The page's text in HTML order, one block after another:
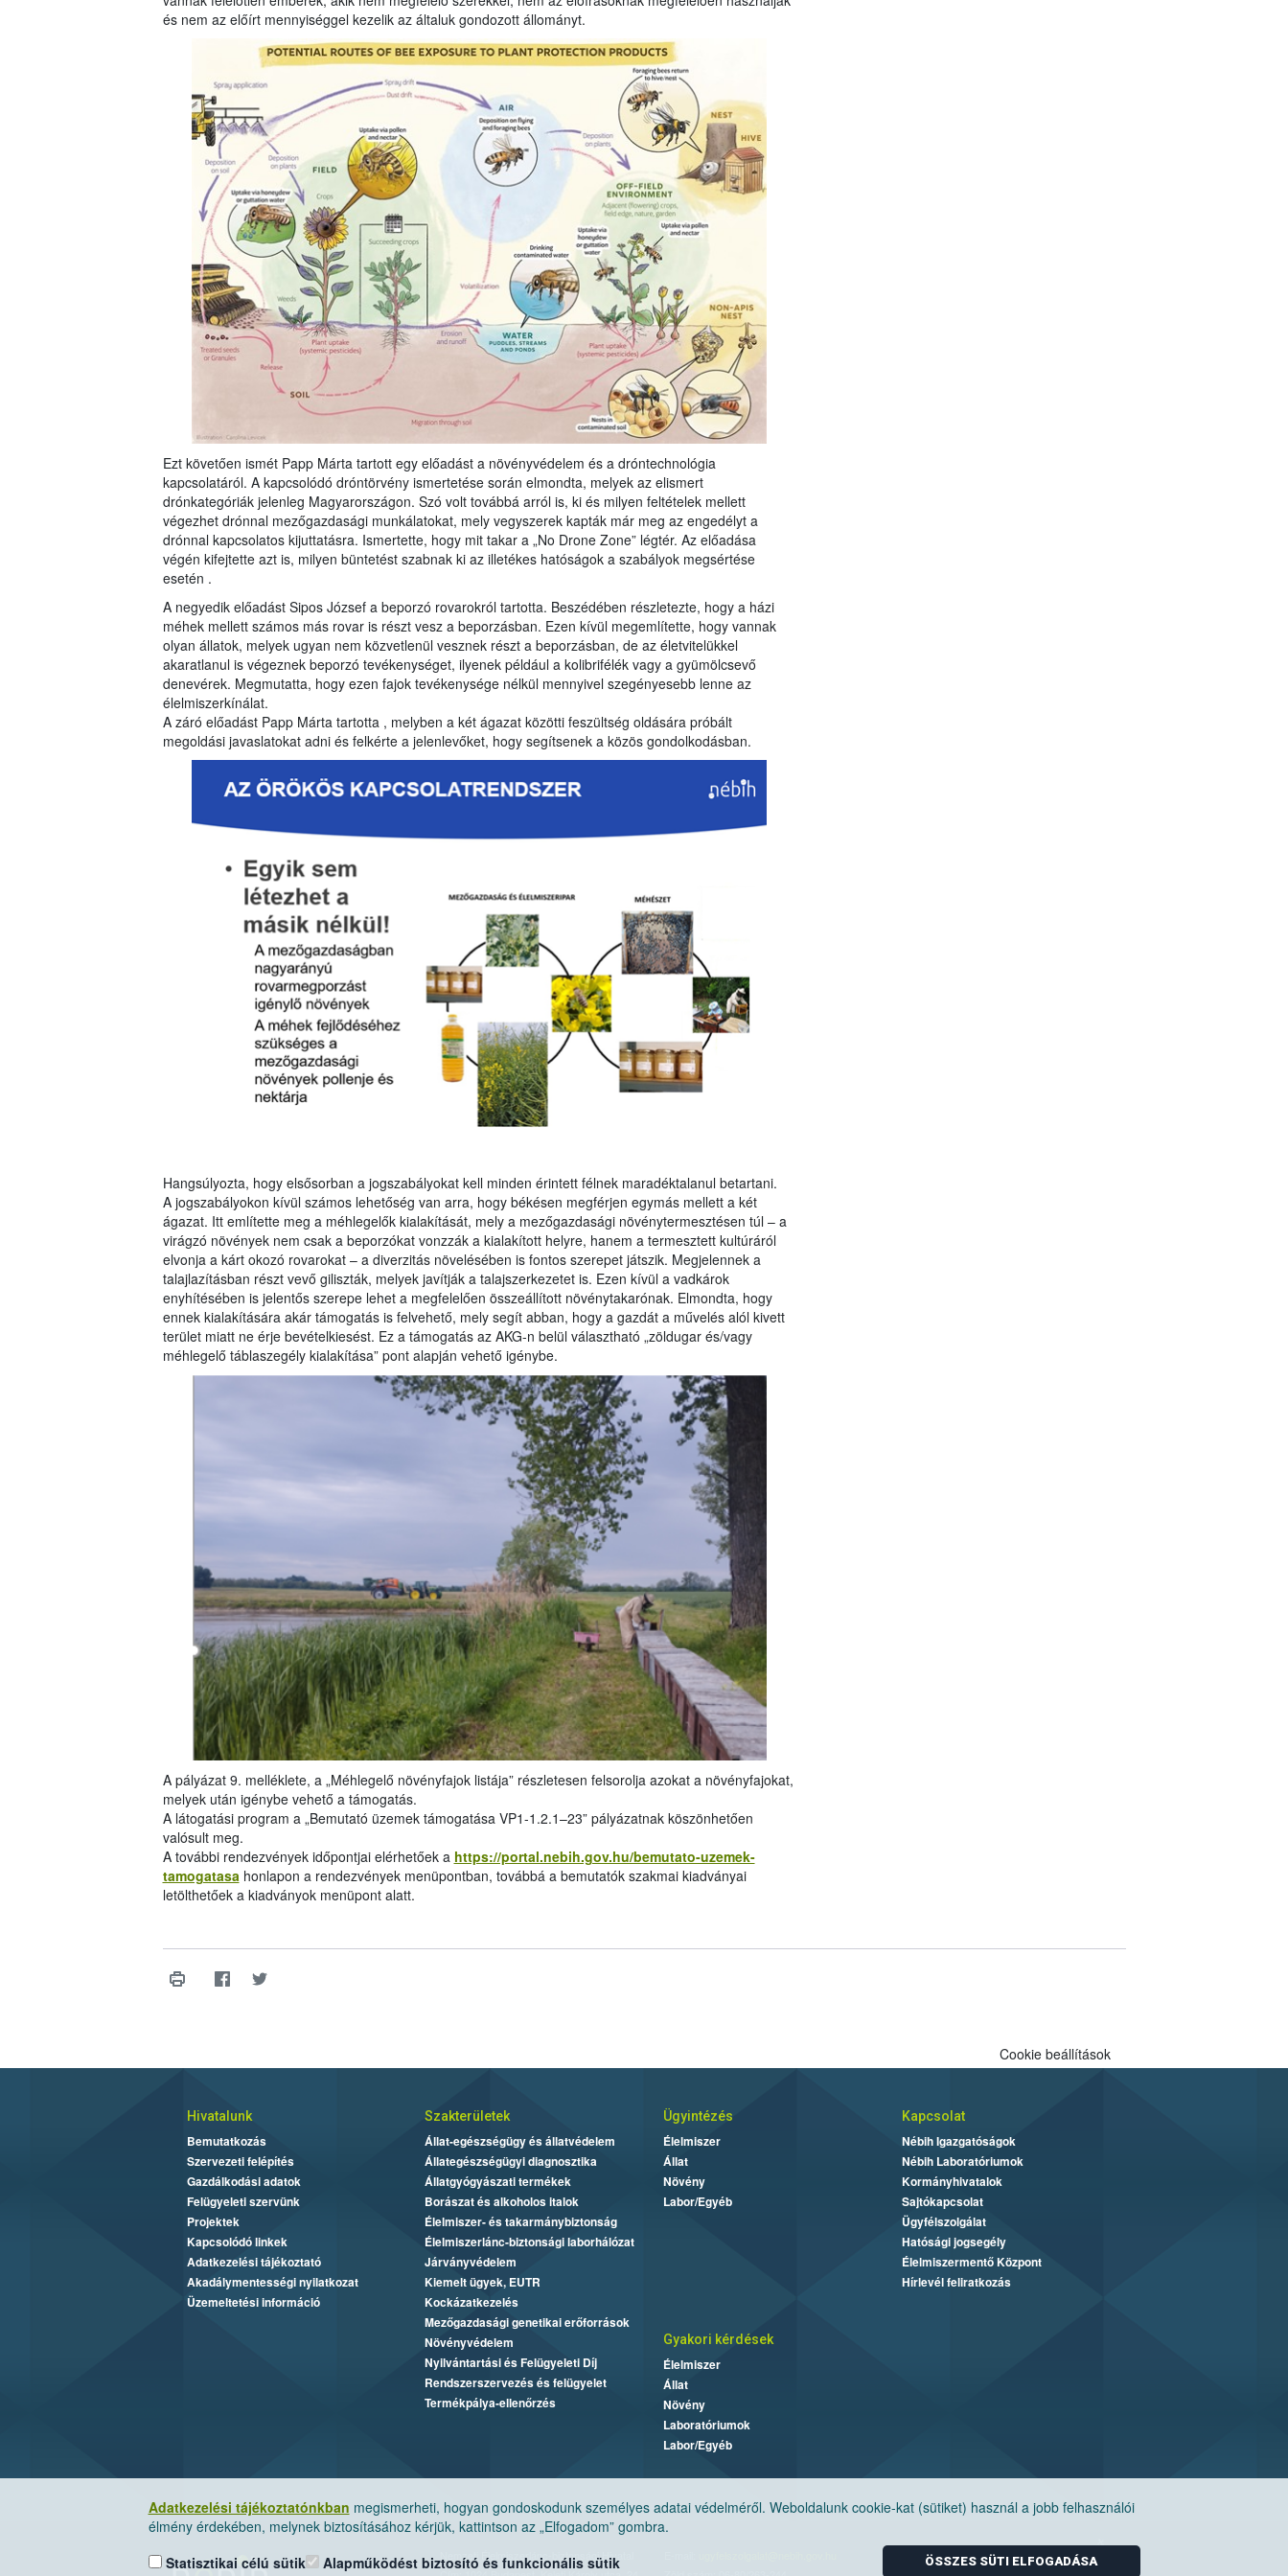
és nem az előírt mennyiséggel kezelik az általuk gondozott állományt.
Ezt követően ismét Papp Márta tartott egy előadást a növényvédelem és a dróntechnológia
kapcsolatáról. A kapcsolódó dróntörvény ismertetése során elmondta, melyek az elismert
drónkategóriák jelenleg Magyarországon. Szó volt továbbá arról is, ki és milyen feltételek mellett
végezhet drónnal mezőgazdasági munkálatokat, mely vegyszerek kapták már meg az engedélyt a
drónnal kapcsolatos kijuttatásra. Ismertette, hogy mit takar a „No Drone Zone” légtér. Az előadása
végén kifejtette azt is, milyen büntetést szabnak ki az illetékes hatóságok a szabályok megsértése
esetén .
A negyedik előadást Sipos József a beporzó rovarokról tartotta. Beszédében részletezte, hogy a házi
méhek mellett számos más rovar is részt vesz a beporzásban. Ezen kívül megemlítette, hogy vannak
olyan állatok, melyek ugyan nem közvetlenül vesznek részt a beporzásban, de az életvitelükkel
akaratlanul is végeznek beporzó tevékenységet, ilyenek például a kolibrifélék vagy a gyümölcsevő
denevérek. Megmutatta, hogy ezen fajok tevékenysége nélkül mennyivel szegényesebb lenne az
élelmiszerkínálat.
A záró előadást Papp Márta tartotta , melyben a két ágazat közötti feszültség oldására próbált
megoldási javaslatokat adni és felkérte a jelenlevőket, hogy segítsenek a közös gondolkodásban.
Hangsúlyozta, hogy elsősorban a jogszabályokat kell minden érintett félnek maradéktalanul betartani.
A jogszabályokon kívül számos lehetőség van arra, hogy békésen megférjen egymás mellett a két
ágazat. Itt említette meg a méhlegelők kialakítását, mely a mezőgazdasági növénytermesztésen túl – a
virágzó növények nem csak a beporzókat vonzzák a kialakított helyre, hanem a termesztett kultúráról
elvonja a kárt okozó rovarokat – a diverzitás növelésében is fontos szerepet játszik. Megjelennek a
talajlazításban részt vevő giliszták, melyek javítják a talajszerkezetet is. Ezen kívül a vadkárok
enyhítésében is jelentős szerepe lehet a megfelelően összeállított növénytakarónak. Elmondta, hogy
ennek kialakítására akár támogatás is felvehető, mely segít abban, hogy a gazdát a művelés alól kivett
terület miatt ne érje bevételkiesést. Ez a támogatás az AKG-n belül választható „zöldugar és/vagy
méhlegelő táblaszegély kialakítása” pont alapján vehető igénybe.
A pályázat 9. melléklete, a „Méhlegelő növényfajok listája” részletesen felsorolja azokat a növényfajokat,
melyek után igénybe vehető a támogatás.
A látogatási program a „Bemutató üzemek támogatása VP1-1.2.1–23” pályázatnak köszönhetően
valósult meg.
A további rendezvények időpontjai elérhetőek a https://portal.nebih.gov.hu/bemutato-uzemek-
tamogatasahonlapon a rendezvények menüpontban, továbbá a bemutatók szakmai kiadványai
letölthetőek a kiadványok menüpont alatt.
Adatkezelési tájékoztatónkban megismerheti, hogyan gondoskodunk személyes adatai védelméről. Weboldalunk cookie-kat (sütiket) használ a jobb felhasználói
élmény érdekében, melynek biztosításához kérjük, kattintson az „Elfogadom” gombra.
Statisztikai célú sütik
Alapműködést biztosító és funkcionális sütik ÖSSZES SÜTI ELFOGADÁSA
Cookie beállítások
Hivatalunk
Bemutatkozás
Szervezeti felépítés
Gazdálkodási adatok
Felügyeleti szervünk
Projektek
Kapcsolódó linkek
Adatkezelési tájékoztató
Akadálymentességi nyilatkozat
Üzemeltetési információ
Szakterületek
Állat-egészségügy és állatvédelem
Állategészségügyi diagnosztika
Állatgyógyászati termékek
Borászat és alkoholos italok
Élelmiszer- és takarmánybiztonság
Élelmiszerlánc-biztonsági laborhálózat
Járványvédelem
Kiemelt ügyek, EUTR
Kockázatkezelés
Mezőgazdasági genetikai erőforrások
Növényvédelem
Nyilvántartási és Felügyeleti Díj
Rendszerszervezés és felügyelet
Termékpálya-ellenőrzés
Ügyintézés
Élelmiszer
Állat
Növény
Labor/Egyéb
Kapcsolat
Nébih Igazgatóságok
Nébih Laboratóriumok
Kormányhivatalok
Sajtókapcsolat
Ügyfélszolgálat
Hatósági jogsegély
Élelmiszermentő Központ
Hírlevél feliratkozás
Gyakori kérdések
Élelmiszer
Állat
Növény
Laboratóriumok
Labor/Egyéb
Nemzeti Élelmiszerlánc-biztonsági Hivatal